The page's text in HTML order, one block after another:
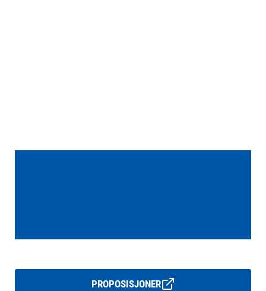
PROPOSISJONER